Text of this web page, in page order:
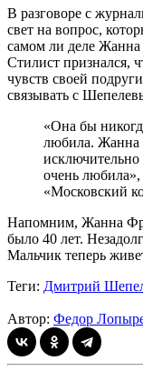
В разговоре с
свет на вопрос,
самом ли деле
Стилист признался,
чувств своей
связывать с
«Она бы
любила. Жанна
очень
«Московский
Напомним, Жанна
было 40 лет.
Мальчик теперь
Теги: Дмитрий
Автор: Федор